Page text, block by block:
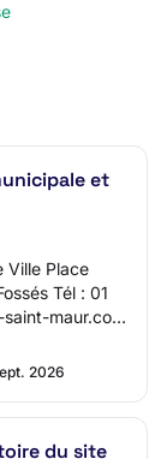
et
Ville Place
Tél : 01
maur.com
2026
du site